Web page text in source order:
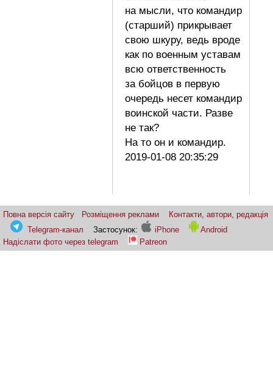
на мысли, что командир
(старший) прикрывает
свою шкуру, ведь вроде
как по военным уставам
всю ответственность
за бойцов в первую
очередь несет командир
воинской части. Разве
не так?
На то он и командир.
2019-01-08 20:35:29
Повна версія сайту Розміщення реклами
Контакти, автори, редакція
Telegram-канал
Застосунок: iPhone
Android
Надіслати фото через telegram
Patreon